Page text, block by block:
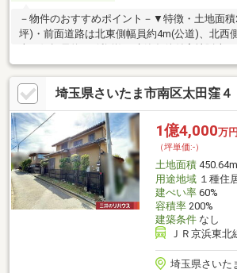
－物件のおすすめポイント－▼特徴・土地面積
坪)・前面道路は北東側幅員約4m(公道)、北西
南西側幅員約4m(私道)・建築条件付宅地販売で
好きなハウスメーカー・工務店で建築可能・
お問い合わせください▼周辺環境・サミット
10分(約790m)・中丸公園 徒歩3分(約240m)・
校 徒歩12分(約940m)・トモズ東浦和店 徒歩
望の住まい探しをお手伝いします ━━━━━・
ご相談はお気軽にお問い合わせください。
埼玉県さいたま市南区太田窪４
1億4,000万円
（坪単価:-）
土地面積450.64m
用途地域１種住
建ぺい率60%
容積率200%
建築条件なし
ＪＲ京浜東
埼玉県さいた